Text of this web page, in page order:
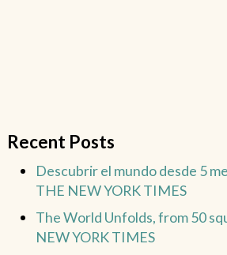
Recent Posts
Descubrir el mundo desde 5
THE NEW YORK TIMES
The World Unfolds, from 50
NEW YORK TIMES